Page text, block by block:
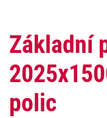
Základní
polic